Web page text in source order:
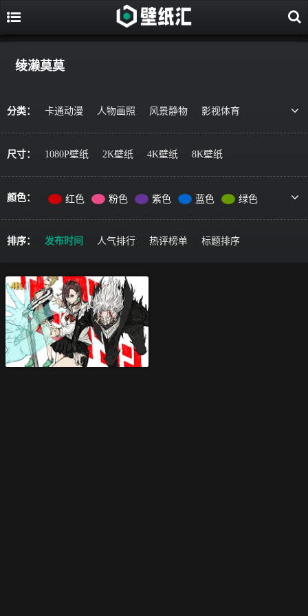
绫濑莫莫
分类： 卡通动漫 人物画照 风景静物
影视体育
艺术绘画
宇宙星空 军事科技
简约主义
尺寸： 1080P壁纸 2K壁纸 4K壁纸 8K壁纸
颜色： 红色 粉色 紫色 蓝色
绿色
黄色
橙色 棕色 灰色
黑色
彩色
排序： 发布时间 人气排行 热评榜单 标题排序
4K